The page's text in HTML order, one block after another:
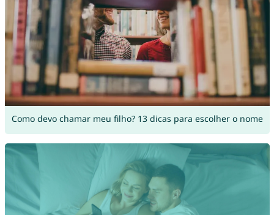
Como devo chamar meu filho? 13 dicas para escolher o nome